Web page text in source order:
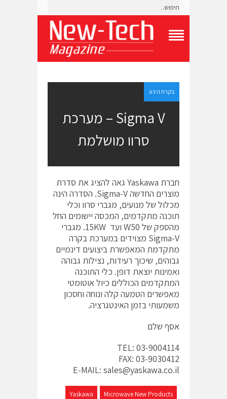
g
l
e
N
n
M
e
n
u
בקרת הינע
Sigma V – מערכת
סרוו מושלמת
חברת Yaskawa גאה להציג את סדרת
מוצרים החדשה Sigma-V. הסדרה הינה
מכלול של מנועים, מגברי סרוו וכלי
תוכנה מתקדמים, המכסה יישומים החל
מהספק של W50 ועד 15KW. מגברי
Sigma-V מצוידים במערכת בקרה
מתקדמת המאפשרת ביצועים דינמיים
גבוהים, שיכוך רעידות, נצילות גבוהה
ואמינות יוצאת דופן. כלי התוכנה
המתקדמים הכוללים כיול אוטומטי
מאפשרים הטמעה קלה ונוחה וחסכון
משמעותי בזמן האינטגרציה.
אסף שלם
TEL: 03-9004114
FAX: 03-9030412
E-MAIL: sales@yaskawa.co.il
Microwave New Products
Yaskawa